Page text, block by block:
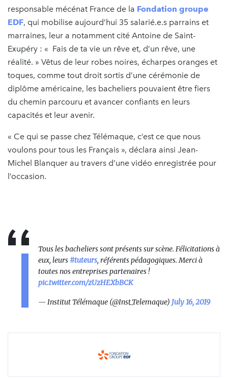
responsable mécénat France de la Fondation groupe
EDF, qui mobilise aujourd’hui 35 salarié.e.s parrains et
marraines, leur a notamment cité Antoine de Saint-
Exupéry : « Fais de ta vie un rêve et, d’un rêve, une
réalité. » Vêtus de leur robes noires, écharpes oranges et
toques, comme tout droit sortis d’une cérémonie de
diplôme américaine, les bacheliers pouvaient être fiers
du chemin parcouru et avancer confiants en leurs
capacités et leur avenir.
« Ce qui se passe chez Télémaque, c’est ce que nous
voulons pour tous les Français », déclara ainsi Jean-
Michel Blanquer au travers d’une vidéo enregistrée pour
l’occasion.
Tous les bacheliers sont présents sur scène. Félicitations à
eux, leurs#tuteurs, référents pédagogiques. Merci à
toutes nos entreprises partenaires !
pic.twitter.com/zUzHEXbBCK
— Institut Télémaque (@Inst_Telemaque) July 16, 2019